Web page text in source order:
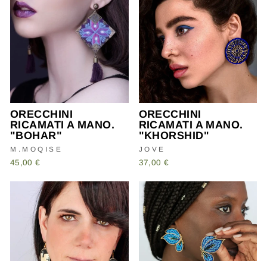
ORECCHINI
RICAMATI A MANO.
"BOHAR"
M.MOQISE
45,00 €
ORECCHINI
RICAMATI A MANO.
"KHORSHID"
JOVE
37,00 €